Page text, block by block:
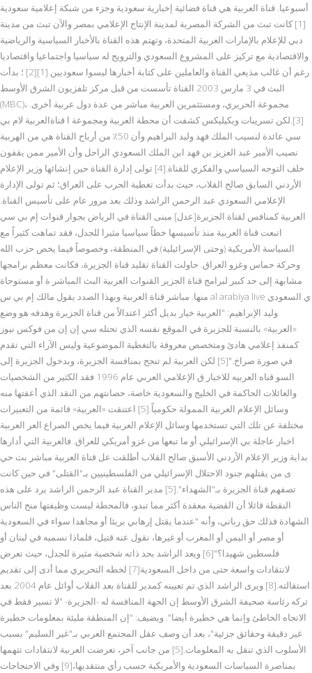
أسبوعيا. قناة العربية هي قناة فضائية إخبارية سعودية وجزء من شبكة إعلامية سعودية
[1] كانت تبث من الشركة المصرية لمدينة الإنتاج الإعلامي بمصر والآن تبث من مدينة
دبي للإعلام بالإمارات العربية المتحدة، وتهتم هذه القناة بالأخبار السياسية والرياضية
والاقتصادية مع تركيز على المشروع السعودي والترويج له سياسيا واجتماعيا واقتصاديا
رغم أن غالب مذيعي القناة والعاملين على كتابة أخبارها ليسوا سعوديين [1][2] ؛ بدأت
البث في 3 مارس 2003 القناة تأسست من قبل مركز تلفزيون الشرق الأوسط
(MBC)، مجموعة الحريري، ومستثمرين العربية مباشر من عدة دول عربية أخرى.
[3].لكن تسريبات ويكيليكس كشفت أن محطة العربية ومجموعة ا قناةالعربية لام بي
سي عائدة لنسيب الملك فهد وليد البراهيم وأن 50٪ من أرباح القناة هي من الهربية
نصيب الأمير عبد العزيز بن فهد ابن الملك السعودي الراحل وأن الأمير ممن يقفون
خلف التوجه السياسي والفكري للقناة.[4] تولى إدارة القناة حين إنشائها وزير الإعلام
الأردني السابق صالح القلاب، حيث بدأت تغطية الحرب على العراق؛ ثم تولى الإدارة
الإعلامي السعودي عبد الرحمن الراشد وذلك بعد مرور عام على تأسيس القناة.
العربية كمنافس لقناة الجزيرة[عدل] مبنى القناة في الرياض بجوار قنوات إم بي سي
اتبعت قناة العربية منذ تأسيسها خطاً سياسيا مثيرا للجدل، فقد تماهت كثيراً مع
السياسة الأمريكية (وحتى الإسرائيلية) في المنطقة، وخصوصاً فيما يخص حزب الله
وحركة حماس وغزو العراق. حاولت القناة تقليد قناة الجزيرة، فكانت معظم برامجها
مشابهة إلى حد كبير لبرامج قناة الجزير القنوات العربية البث المباشر ة أو مستوحاة
منها. مباشر قناة العربية وبهذا الصدد يقول مالك إم بي س al arabiya live ي السعودي
وليد الإبراهيم: "العربية خيار بديل أكثر اعتدالاً من قناة الجزيرة وهدفه هو وضع
«العربية» بالنسبة للجزيرة في الموقع نفسه الذي تحتله سي إن إن من فوكس نيوز
كمنفذ إعلامي هادئ ومتخصص معروفة بالتغطية الموضوعية وليس الآراء التي تقدم
في صورة صراخ."[5] لكن العربية لم تنجح بمنافسة الجزيرة، وبدخول الجزيرة إلى
السو قناه العربيه للاخبار ق الإعلامي العربي عام 1996 فقد الكثير من الشخصيات
والعائلات الحاكمة في الخليج والسعودية خاصة، حصانتهم من النقد الذي أعفتها منه
وسائل الإعلام العربية الممولة حكومياً.[5] اعتنقت «العربية» قائمة من التعبيرات
مختلفة عن تلك التي تستخدمها وسائل الإعلام العربية فيما يخص الصراع العر العربية
اخبار عاجلة بي الإسرائيلي أو ما تبعها من غزو أمريكي للعراق. فالعربية التي أدارها
بداية وزير الإعلام الأردني الأسبق صالح القلاب أطلقت عل قناة العربية مباشر بث حي
ى من يقتلهم جنود الاحتلال الإسرائيلي من الفلسطينيين بـ"القتلى" في حين كانت
تصفهم قناة الجزيرة بـ"الشهداء".[5] مدير القناة عبد الرحمن الراشد يرد على هذه
النقطة قائلا أن القضية معقدة أكثر مما تبدو، فالمحطة ليست وظيفتها منح الناس
الشهادة فذلك حق رباني، وأنه "عندما يقتل إرهابي بريئا أو مجاهدا سواء في السعودية
أو مصر أو اليمن أو المغرب أو غيرها، نقول عنه قتيل، فلماذا نسميه في لبنان أو
فلسطين شهيدا؟"[6] ويعد الراشد بحد ذاته شخصية مثيرة للجدل، حيث تعرض
لانتقادات واسعة حتى من داخل السعودية[7] لخطه التحريري مما أدى إلى تقديم
استقالته.[8] ويرى الراشد الذي تم تعيينه كمدير للقناة بعد القلاب أوائل عام 2004 بعد
تركه رئاسة صحيفة الشرق الأوسط إن الجهة المنافسة له -الجزيرة- "لا تسير فقط في
الاتجاه الخاطئ وإنما هي خطيرة أيضا". ويضيف: "إن المنطقة مليئة بمعلومات خطيرة
غير دقيقة وحقائق جزئية"، بعد أن وصف عقل المجتمع العربي بـ"غير السليم" بسبب
الأسلوب الذي تنقل به المعلومات.[5] من جانب آخر، تعرضت العربية لانتقادات تتهمها
بمناصرة السياسات السعودية والأمريكية حسب رأي منتقديها،[9] وفي الاحتجاجات